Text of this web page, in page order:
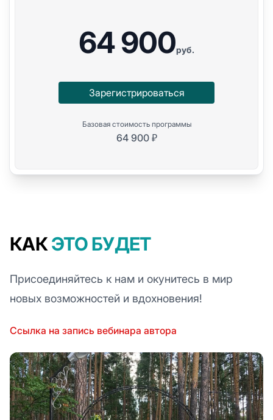
64 900руб.
Зарегистрироваться
Базовая стоимость программы
64 900 ₽
КАКЭТО БУДЕТ
Присоединяйтесь к нам и окунитесь в мир
новых возможностей и вдохновения!
Ссылка на запись вебинара автора